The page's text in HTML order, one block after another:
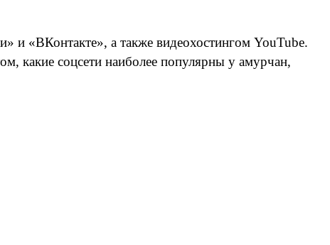
и «ВКонтакте», а также видеохостингом YouTube.
какие соцсети наиболее популярны у амурчан,